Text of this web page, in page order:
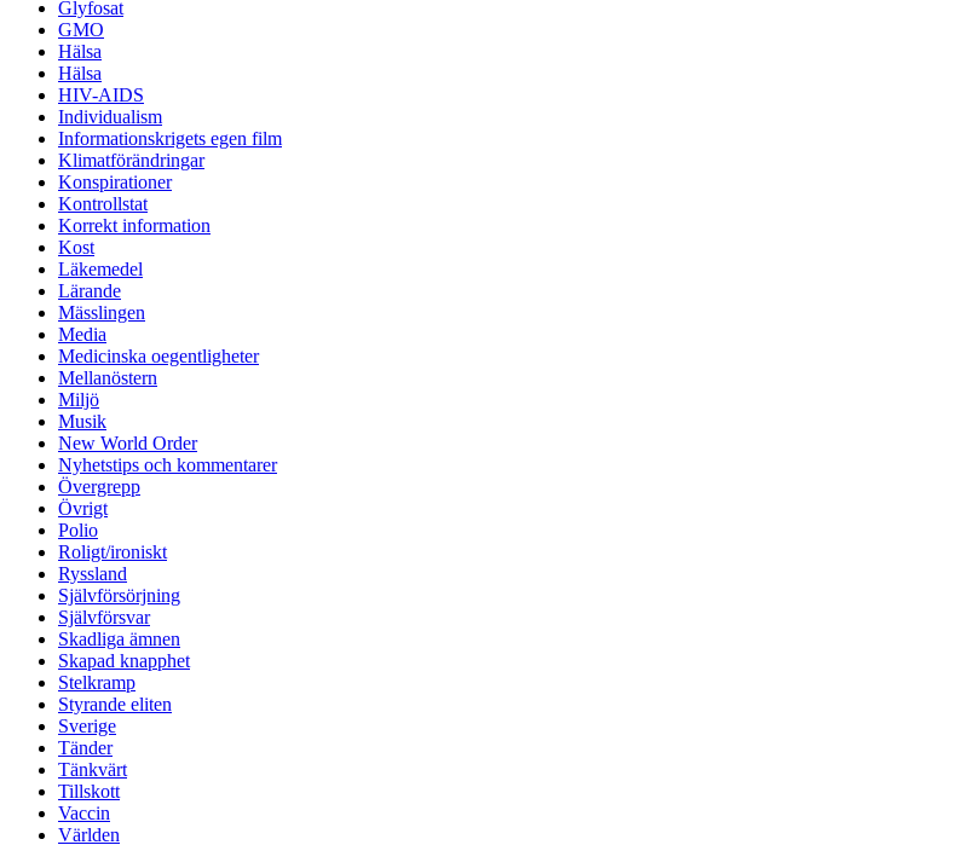
Glyfosat
GMO
Hälsa
Hälsa
HIV-AIDS
Individualism
Informationskrigets egen film
Klimatförändringar
Konspirationer
Kontrollstat
Korrekt information
Kost
Läkemedel
Lärande
Mässlingen
Media
Medicinska oegentligheter
Mellanöstern
Miljö
Musik
New World Order
Nyhetstips och kommentarer
Övergrepp
Övrigt
Polio
Roligt/ironiskt
Ryssland
Självförsörjning
Självförsvar
Skadliga ämnen
Skapad knapphet
Stelkramp
Styrande eliten
Sverige
Tänder
Tänkvärt
Tillskott
Vaccin
Världen